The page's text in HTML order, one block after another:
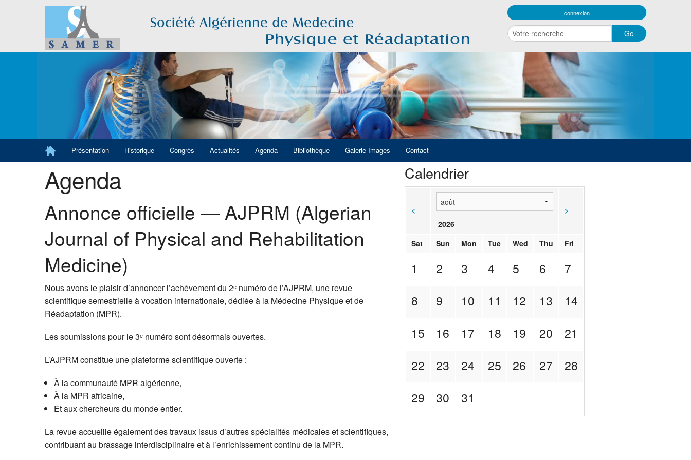
connexion
Présentation Historique Congrès Actualités Agenda Bibliothèque Galerie Images Contact
Agenda
Annonce officielle — AJPRM (Algerian
Journal of Physical and Rehabilitation
Medicine)
Nous avons le plaisir d’annoncer l’achèvement du 2ᵉ numéro de l’AJPRM, une revue
scientifique semestrielle à vocation internationale, dédiée à la Médecine Physique et de
Réadaptation (MPR).
Les soumissions pour le 3ᵉ numéro sont désormais ouvertes.
L’AJPRM constitue une plateforme scientifique ouverte :
À la communauté MPR algérienne,
À la MPR africaine,
Et aux chercheurs du monde entier.
La revue accueille également des travaux issus d’autres spécialités médicales et scientifiques,
contribuant au brassage interdisciplinaire et à l’enrichissement continu de la MPR.
Calendrier
<
2026
>
Sat Sun Mon Tue Wed Thu Fri
1 2 3 4 5 6
7
8
9 10 11 12 13
14
15
16 17 18 19 20
21
22
23 24 25 26 27
28
29
30 31